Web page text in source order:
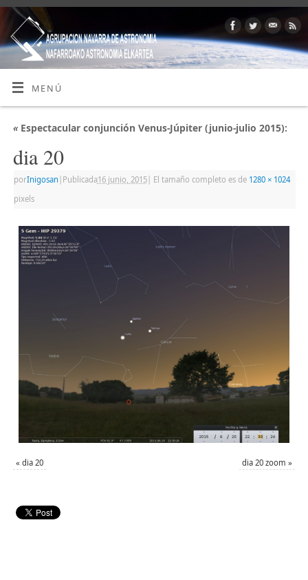
MENÚ
«Espectacular conjunción Venus-Júpiter (junio-julio 2015):
dia 20
porInigosan Publicada16 junio, 2015| El tamaño completo es de 1280 × 1024
pixels
« dia 20 dia 20 zoom »